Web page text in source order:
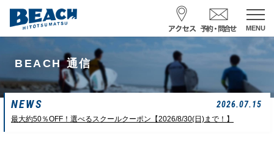
MENU
スクール予約・お問合せ
レンタル予約
サーフ ナミイーヨ
0475-32-7314
BEACH 通信
NEWS 2026.07.15
最大約50％OFF！選べるスクールクーポン【2026/8/30(日)まで！】